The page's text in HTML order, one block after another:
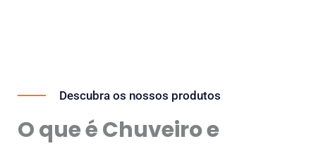
Descubra os nossos produtos
O que é Chuveiro e